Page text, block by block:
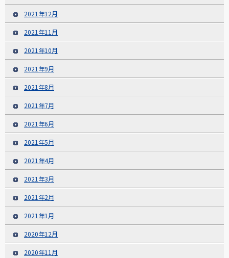
2021年12月
2021年11月
2021年10月
2021年9月
2021年8月
2021年7月
2021年6月
2021年5月
2021年4月
2021年3月
2021年2月
2021年1月
2020年12月
2020年11月